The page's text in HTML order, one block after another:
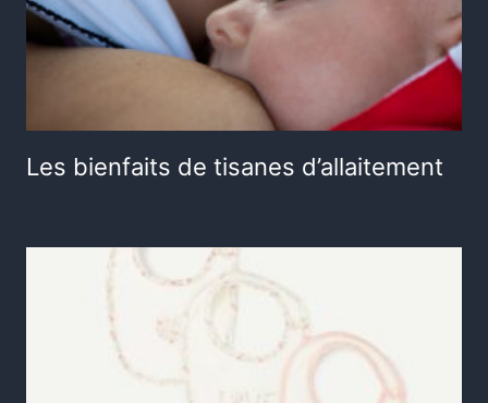
Les bienfaits de tisanes d’allaitement